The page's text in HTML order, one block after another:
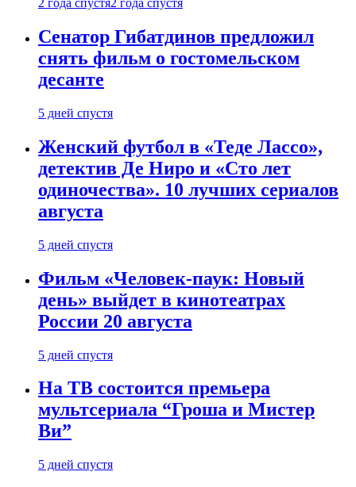
2 года спустя2 года спустя
Сенатор Гибатдинов предложил
снять фильм о гостомельском
десанте
5 дней спустя
Женский футбол в «Теде Лассо»,
детектив Де Ниро и «Сто лет
одиночества». 10 лучших сериалов
августа
5 дней спустя
Фильм «Человек-паук: Новый
день» выйдет в кинотеатрах
России 20 августа
5 дней спустя
На ТВ состоится премьера
мультсериала “Гроша и Мистер
Ви”
5 дней спустя